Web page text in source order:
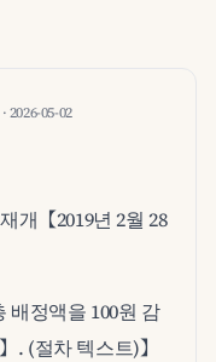
2026-05-02
개【2019년 2월 28
배정액을 100원 감
(절차 텍스트)】